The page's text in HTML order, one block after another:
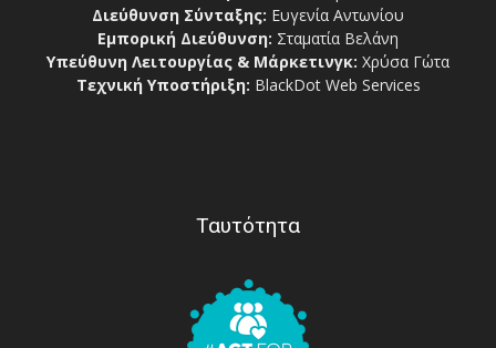
Διεύθυνση Σύνταξης: Ευγενία Αντωνίου
Εμπορική Διεύθυνση: Σταματία Βελάνη
Υπεύθυνη Λειτουργίας & Μάρκετινγκ: Χρύσα Γώτα
Τεχνική Υποστήριξη: BlackDot Web Services
Ταυτότητα